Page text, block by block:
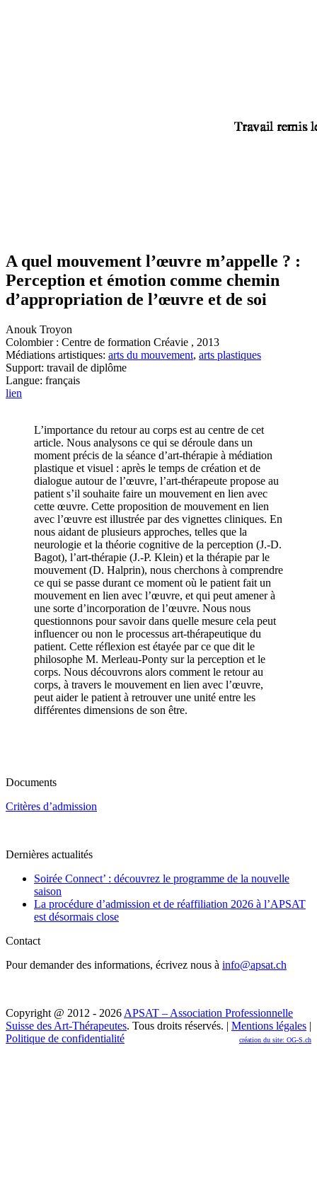
A quel mouvement l’œuvre m’appelle ? :
Perception et émotion comme chemin
d’appropriation de l’œuvre et de soi
Anouk Troyon
Colombier : Centre de formation Créavie , 2013
Médiations artistiques: arts du mouvement, arts plastiques
Support: travail de diplôme
Langue: français
lien
L’importance du retour au corps est au centre de cet
article. Nous analysons ce qui se déroule dans un
moment précis de la séance d’art-thérapie à médiation
plastique et visuel : après le temps de création et de
dialogue autour de l’œuvre, l’art-thérapeute propose au
patient s’il souhaite faire un mouvement en lien avec
cette œuvre. Cette proposition de mouvement en lien
avec l’œuvre est illustrée par des vignettes cliniques. En
nous aidant de plusieurs approches, telles que la
neurologie et la théorie cognitive de la perception (J.-D.
Bagot), l’art-thérapie (J.-P. Klein) et la thérapie par le
mouvement (D. Halprin), nous cherchons à comprendre
ce qui se passe durant ce moment où le patient fait un
mouvement en lien avec l’œuvre, et qui peut amener à
une sorte d’incorporation de l’œuvre. Nous nous
questionnons pour savoir dans quelle mesure cela peut
influencer ou non le processus art-thérapeutique du
patient. Cette réflexion est étayée par ce que dit le
philosophe M. Merleau-Ponty sur la perception et le
corps. Nous découvrons alors comment le retour au
corps, à travers le mouvement en lien avec l’œuvre,
peut aider le patient à retrouver une unité entre les
différentes dimensions de son être.
Documents
Critères d’admission
Dernières actualités
Soirée Connect’ : découvrez le programme de la nouvelle
saison
La procédure d’admission et de réaffiliation 2026 à l’APSAT
est désormais close
Contact
Pour demander des informations, écrivez nous à info@apsat.ch
Copyright @ 2012 - 2026 APSAT – Association Professionnelle
Suisse des Art-Thérapeutes. Tous droits réservés. | Mentions légales |
Politique de confidentialité
création du site: OG-S.ch